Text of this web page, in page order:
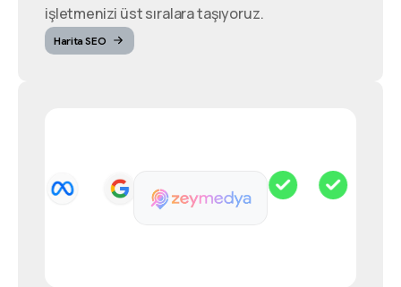
işletmenizi üst sıralara taşıyoruz.
Harita SEO